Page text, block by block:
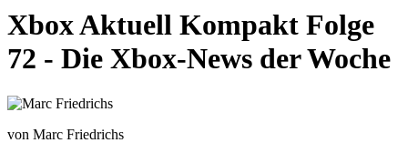
Xbox Aktuell Kompakt Folge
72 - Die Xbox-News der Woche
von Marc Friedrichs